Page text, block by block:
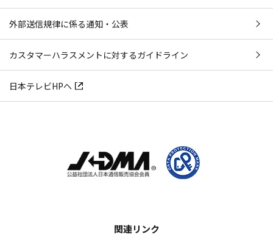
外部送信規律に係る通知・公表
カスタマーハラスメントに対するガイドライン
日本テレビHPへ
関連リンク